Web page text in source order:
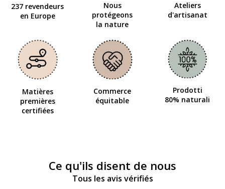
237 revendeurs
en Europe
Nous
protégeons
la nature
Ateliers
d'artisanat
Matières
premières
certifiées
Commerce
équitable
Prodotti
80% naturali
Ce qu'ils disent de nous
Tous les avis vérifiés